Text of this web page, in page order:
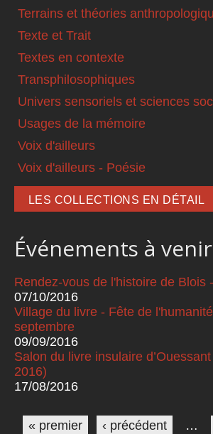
Terrains et théories
Texte et Trait
Textes en contexte
Transphilosophiques
Univers sensoriels et sciences
Usages de la mémoire
Voix d'ailleurs
Voix d'ailleurs - Poésie
LES COLLECTIONS EN DÉTAIL
Événements à venir
Rendez-vous de l'histoire de Blois
07/10/2016
Village du livre - Fête de
septembre
09/09/2016
Salon du livre insulaire
2016)
17/08/2016
Pages
« premier ‹ précédent …